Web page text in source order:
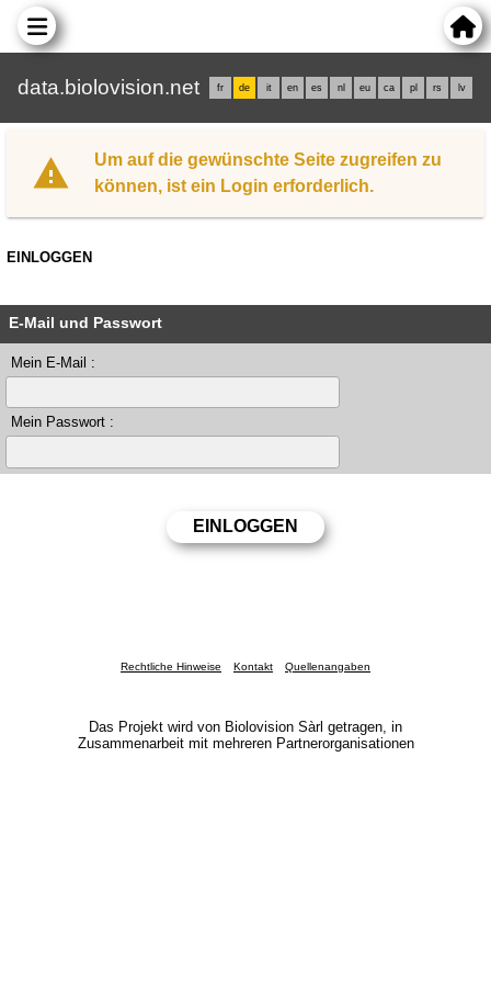
data.biolovision.net fr de it en es nl eu ca pl rs lv
Um auf die gewünschte Seite zugreifen zu
können, ist ein Login erforderlich.
EINLOGGEN
E-Mail und Passwort
Mein E-Mail :
Mein Passwort :
Rechtliche Hinweise Kontakt Quellenangaben
Das Projekt wird von Biolovision Sàrl getragen, in
Zusammenarbeit mit mehreren Partnerorganisationen